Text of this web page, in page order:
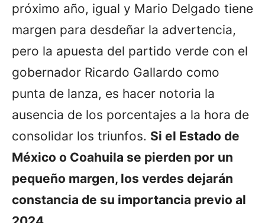
próximo año, igual y Mario Delgado tiene
margen para desdeñar la advertencia,
pero la apuesta del partido verde con el
gobernador Ricardo Gallardo como
punta de lanza, es hacer notoria la
ausencia de los porcentajes a la hora de
consolidar los triunfos. Si el Estado de
México o Coahuila se pierden por un
pequeño margen, los verdes dejarán
constancia de su importancia previo al